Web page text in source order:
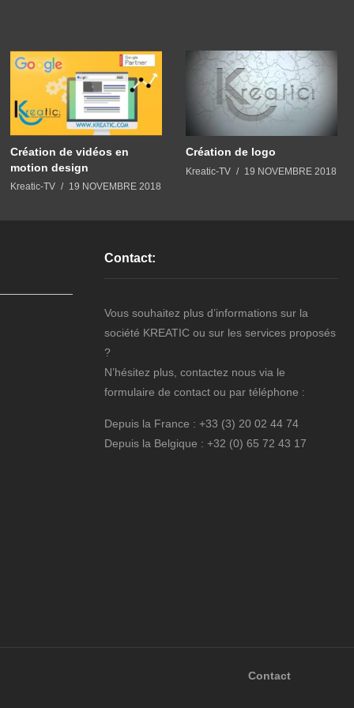
Création de vidéos en
motion design
Kreatic-TV 19 NOVEMBRE 2018
Création de logo
Kreatic-TV 19 NOVEMBRE 2018
Contact:
Vous souhaitez plus d’informations sur la
société KREATIC ou sur les services proposés
?
N’hésitez plus, contactez nous via le
formulaire de contact ou par téléphone :
Depuis la France : +33 (3) 20 02 44 74
Depuis la Belgique : +32 (0) 65 72 43 17
Contact